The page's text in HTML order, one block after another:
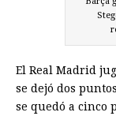
El Real Madrid
se dejó dos
se quedó a cinco